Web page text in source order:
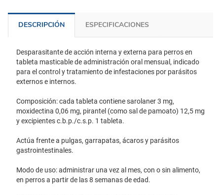
DESCRIPCIÓN ESPECIFICACIONES
Desparasitante de acción interna y externa para perros en
tableta masticable de administración oral mensual, indicado
para el control y tratamiento de infestaciones por parásitos
externos e internos.
Composición: cada tableta contiene sarolaner 3 mg,
moxidectina 0,06 mg, pirantel (como sal de pamoato) 12,5 mg
y excipientes c.b.p./c.s.p. 1 tableta.
Actúa frente a pulgas, garrapatas, ácaros y parásitos
gastrointestinales.
Modo de uso: administrar una vez al mes, con o sin alimento,
en perros a partir de las 8 semanas de edad.